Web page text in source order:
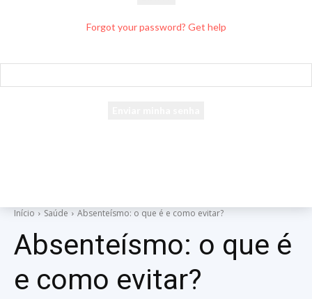
Forgot your password? Get help
Início Saúde Absenteísmo: o que é e como evitar?
Absenteísmo: o que é
e como evitar?